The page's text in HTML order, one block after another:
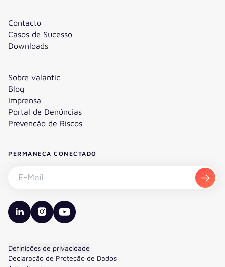
Contacto
Casos de Sucesso
Downloads
Sobre valantic
Blog
Imprensa
Portal de Denúncias
Prevenção de Riscos
PERMANEÇA CONECTADO
valantic LinkedIn
valantic Instagram
valantic YouTube
Definições de privacidade
Declaração de Proteção de Dados